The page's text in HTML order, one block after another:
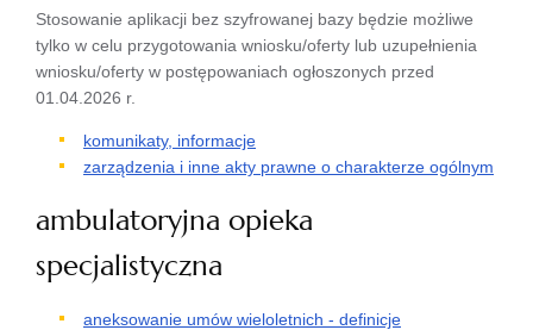
Stosowanie aplikacji bez szyfrowanej bazy będzie możliwe
tylko w celu przygotowania wniosku/oferty lub uzupełnienia
wniosku/oferty w postępowaniach ogłoszonych przed
01.04.2026 r.
komunikaty, informacje
zarządzenia i inne akty prawne o charakterze ogólnym
ambulatoryjna opieka
specjalistyczna
aneksowanie umów wieloletnich - definicje